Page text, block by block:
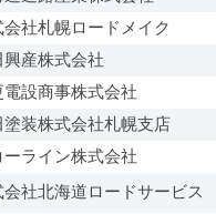
会社札幌ロードメイク
興産株式会社
電設商事株式会社
塗装株式会社札幌支店
ーライン株式会社
会社北海道ロードサービス